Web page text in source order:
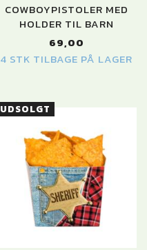
COWBOYPISTOLER MED
HOLDER TIL BARN
69,00
4 STK TILBAGE PÅ LAGER
UDSOLGT